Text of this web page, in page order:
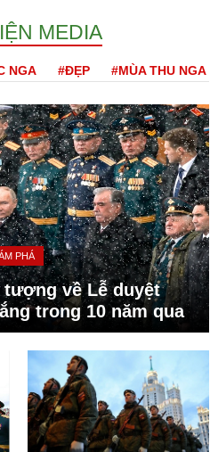
MEDIA
NGA #ĐẸP #MÙA THU NGA
PHÁ
về Lễ duyệt
trong 10 năm qua